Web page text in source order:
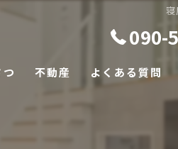
寝
090-
不動産 よくある質問